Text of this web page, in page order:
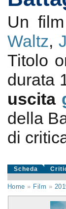
Un
Waltz,
Titolo
durata
uscita
della
di
Scheda
Home » Film »